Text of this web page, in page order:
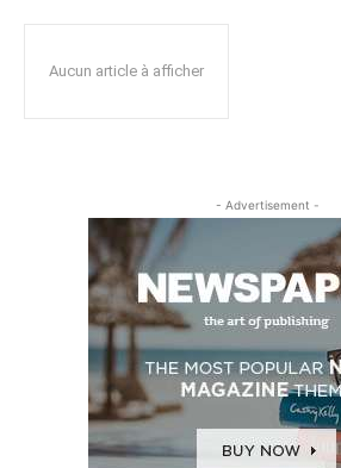
Aucun article à afficher
- Advertisement -